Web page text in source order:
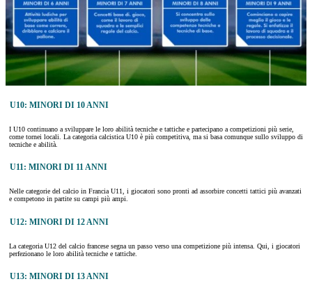
U10: MINORI DI 10 ANNI
I U10 continuano a sviluppare le loro abilità tecniche e tattiche e partecipano a competizioni più serie,
come tornei locali. La categoria calcistica U10 è più competitiva, ma si basa comunque sullo sviluppo di
tecniche e abilità.
U11: MINORI DI 11 ANNI
Nelle categorie del calcio in Francia U11, i giocatori sono pronti ad assorbire concetti tattici più avanzati
e competono in partite su campi più ampi.
U12: MINORI DI 12 ANNI
La categoria U12 del calcio francese segna un passo verso una competizione più intensa. Qui, i giocatori
perfezionano le loro abilità tecniche e tattiche.
U13: MINORI DI 13 ANNI